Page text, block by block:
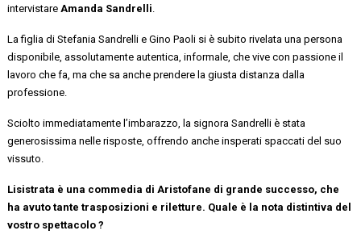
intervistare Amanda Sandrelli
La figlia di Stefania Sandrelli e Gino Paoli si è subito rivelata una persona
disponibile, assolutamente autentica,informale,chevive con passione il
lavoro che fa, ma che sa anche prendere la giusta distanza dalla
professione.
Sciolto immediatamente l’imbarazzo, la signora Sandrelli è stata
generosissima nelle risposte, offrendoancheinsperati spaccati del suo
vissuto.
Lisistrata è una commedia di Aristofane di grande successo, che
ha avuto tante trasposizioni e riletture. Quale è la nota distintiva del
vostro spettacolo ?